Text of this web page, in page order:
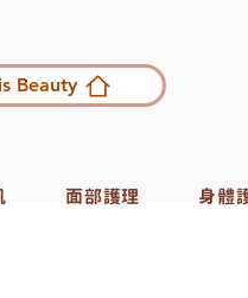
Beauty
面部護理 身體